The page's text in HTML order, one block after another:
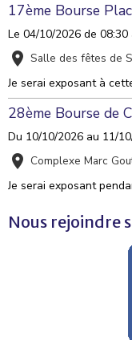
17ème Bourse
Le 04/10/2026 de 08:30
Salle des fêtes de
Je serai exposant à
28ème Bourse de
Du 10/10/2026 au 11/
Complexe Marc
Je serai exposant
Nous rejoindre